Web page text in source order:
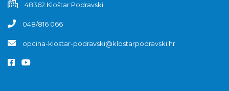
48362 Kloštar Podravski
048/816 066
opcina-klostar-podravski@klostarpodravski.hr